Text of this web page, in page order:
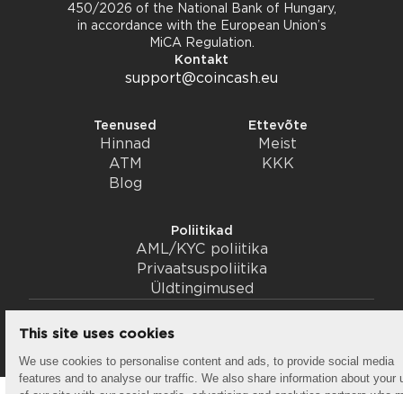
450/2026 of the National Bank of Hungary,
in accordance with the European Union’s
MiCA Regulation.
Kontakt
support@coincash.eu
Teenused
Hinnad
ATM
Blog
Ettevõte
Meist
KKK
Poliitikad
AML/KYC poliitika
Privaatsuspoliitika
Üldtingimused
© 2026 coincash
This site uses cookies
We use cookies to personalise content and ads, to provide social media
features and to analyse our traffic. We also share information about your